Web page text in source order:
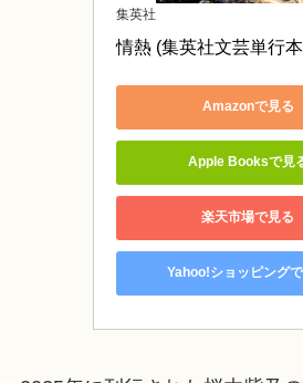
集英社
情熱 (集英社文芸単行
Amazonで見る
Apple Booksで見
楽天市場で見る
Yahoo!ショッピング